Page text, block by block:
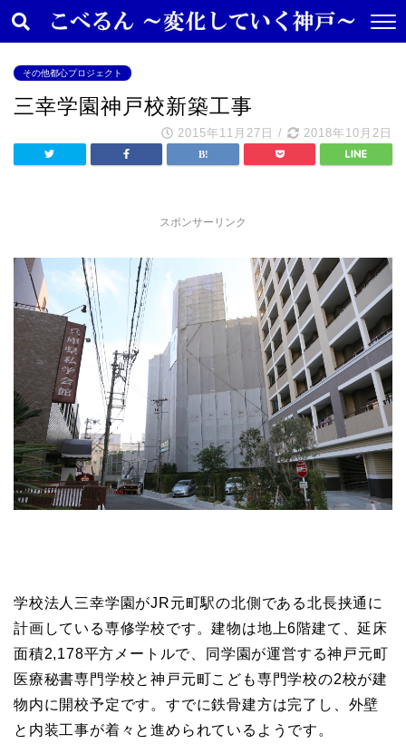
その他都心プロジェクト
三幸学園神戸校新築工事
2015年11月27日 / 2018年10月2日
スポンサーリンク
学校法人三幸学園がJR元町駅の北側である北長挟通に
計画している専修学校です。建物は地上6階建て、延床
面積2,178平方メートルで、同学園が運営する神戸元町
医療秘書専門学校と神戸元町こども専門学校の2校が建
物内に開校予定です。すでに鉄骨建方は完了し、外壁
と内装工事が着々と進められているようです。